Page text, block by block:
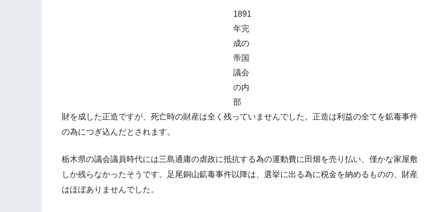
1891
年完
成の
帝国
議会
の内
部
財を成した正造ですが、死亡時の財産は全く残っていませんでした。正造は利益の全てを鉱毒事件
の為につぎ込んだとされます。
栃木県の議会議員時代には三島通庸の虐政に抵抗する為の運動費に田畑を売り払い、僅かな家屋敷
しか残らなかったそうです。足尾銅山鉱毒事件以降は、選挙に出る為に税金を納めるものの、財産
はほぼありませんでした。